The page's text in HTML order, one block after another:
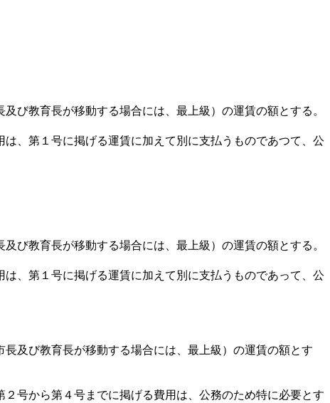
び教育長が移動する場合には、最上級）の運賃の額とする。
、第１号に掲げる運賃に加えて別に支払うものであつて、公
び教育長が移動する場合には、最上級）の運賃の額とする。
、第１号に掲げる運賃に加えて別に支払うものであって、公
及び教育長が移動する場合には、最上級）の運賃の額とす
号から第４号までに掲げる費用は、公務のため特に必要とす